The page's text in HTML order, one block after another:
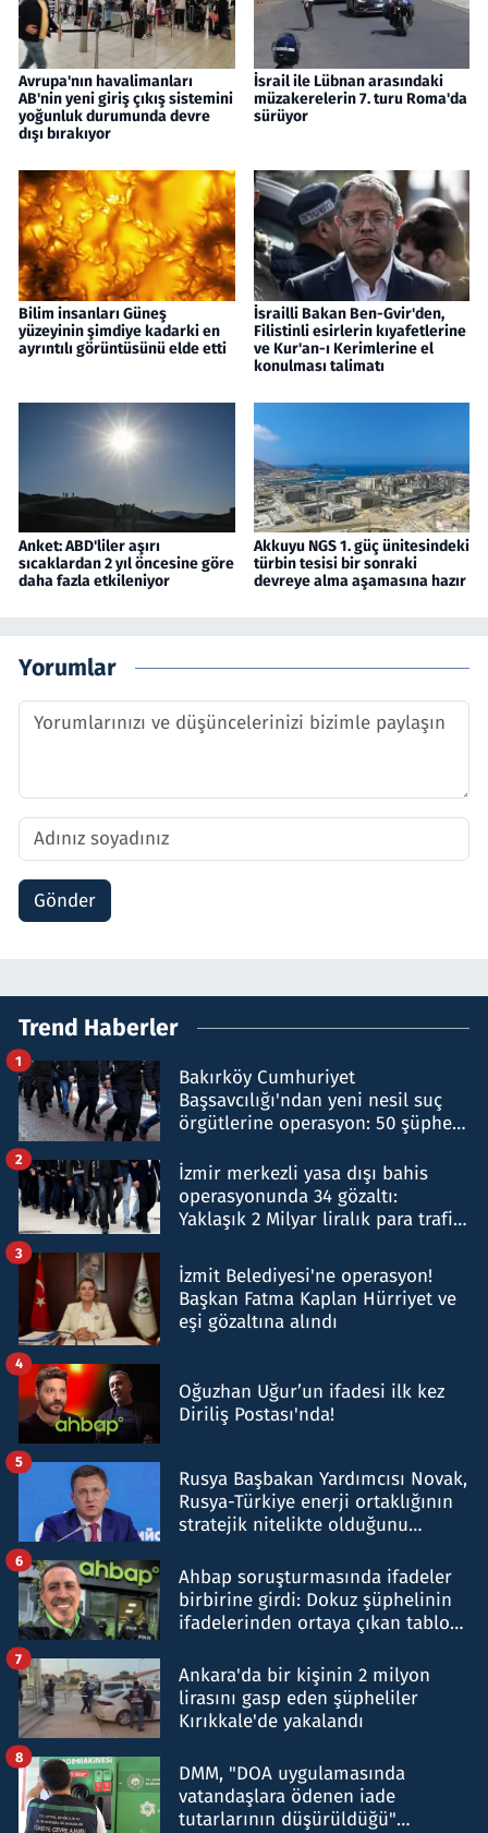
Avrupa'nın havalimanları
AB'nin yeni giriş çıkış sistemini
yoğunluk durumunda devre
dışı bırakıyor
İsrail ile Lübnan arasındaki
müzakerelerin 7. turu Roma'da
sürüyor
Bilim insanları Güneş
yüzeyinin şimdiye kadarki en
ayrıntılı görüntüsünü elde etti
İsrailli Bakan Ben-Gvir'den,
Filistinli esirlerin kıyafetlerine
ve Kur'an-ı Kerimlerine el
konulması talimatı
Anket: ABD'liler aşırı
sıcaklardan 2 yıl öncesine göre
daha fazla etkileniyor
Akkuyu NGS 1. güç ünitesindeki
türbin tesisi bir sonraki
devreye alma aşamasına hazır
Yorumlar
Gönder
Trend Haberler
Bakırköy Cumhuriyet
Başsavcılığı'ndan yeni nesil suç
örgütlerine operasyon: 50 şüpheli
1
İzmir merkezli yasa dışı bahis
operasyonunda 34 gözaltı:
Yaklaşık 2 Milyar liralık para trafiği
2
İzmit Belediyesi'ne operasyon!
Başkan Fatma Kaplan Hürriyet ve
eşi gözaltına alındı
3
Oğuzhan Uğur’un ifadesi ilk kez
Diriliş Postası'nda!
4
Rusya Başbakan Yardımcısı Novak,
Rusya-Türkiye enerji ortaklığının
stratejik nitelikte olduğunu
5
Ahbap soruşturmasında ifadeler
birbirine girdi: Dokuz şüphelinin
ifadelerinden ortaya çıkan tablo
6
Ankara'da bir kişinin 2 milyon
lirasını gasp eden şüpheliler
Kırıkkale'de yakalandı
7
DMM, "DOA uygulamasında
vatandaşlara ödenen iade
tutarlarının düşürüldüğü"
8